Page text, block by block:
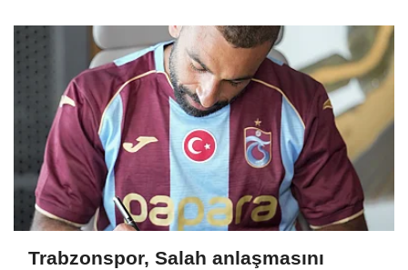
Trabzonspor, Salah anlaşmasını